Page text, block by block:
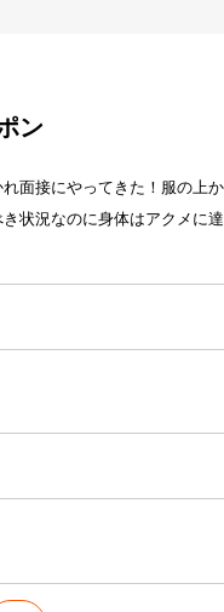
ン
面接にやってきた！服の上
状況なのに身体はアクメに達